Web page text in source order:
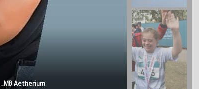
Malak Berri وراء كل نجاح عائلة آمنت بي، واحتوتني، وكانت سندي في أصعب اللحظات.